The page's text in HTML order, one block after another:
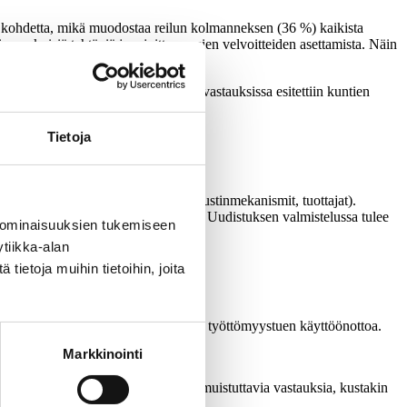
Tietoja
tukemiseen
alan
tietoja muihin tietoihin, joita
Markkinointi
mikä muodostaa reilun kolmanneksen (36 %) kaikista
nykyisiä tehtäviä ja rajoittaa uusien velvoitteiden asettamista. Näin
(11 mainintaa). Lisäksi vastauksissa esitettiin kuntien
kaikista vastauksista (21 %).
liittyviä tavoitteita (kannustinmekanismit, tuottajat).
järjestämisessä puolesta. Uudistuksen valmistelussa tulee
hyvinvoinnistaan.
kohdistamista ja vastikkeettoman työttömyystuen käyttöönottoa.
ja liiketalouden tukemisesta muistuttavia vastauksia, kustakin